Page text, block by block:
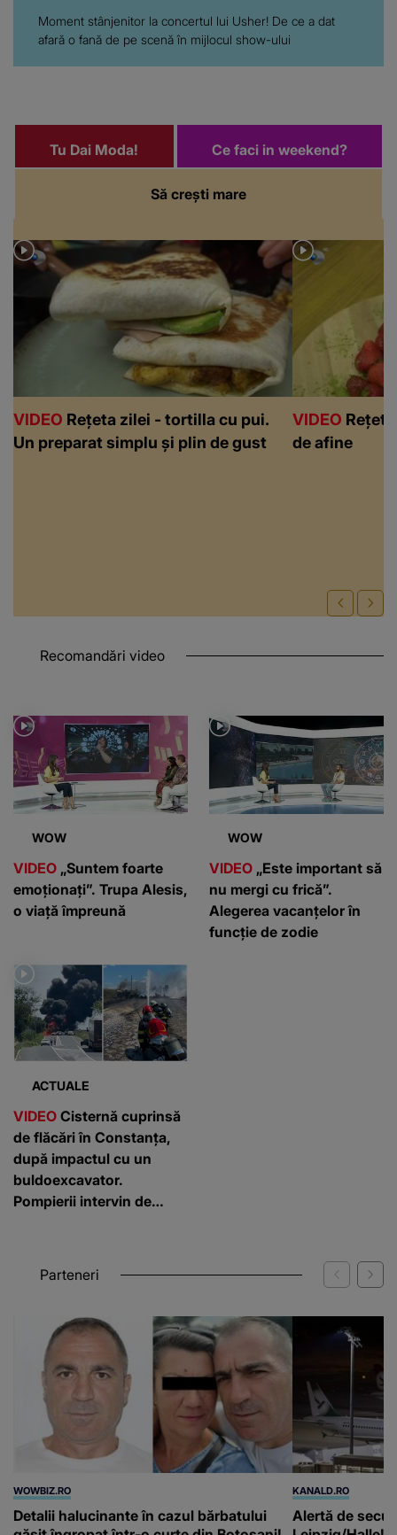
Rețeta zilei - tortilla cu pui.
Un preparat simplu și plin de gust
VIDEO
de afine
WOW
VIDEO„Suntem foarte
emoționați”. Trupa Alesis,
WOW
VIDEO„Este important să
nu mergi cu frică”.
funcție de zodie
ACTUALE
VIDEOCisternă cuprinsă
de flăcări în Constanța,
buldoexcavator.
Pompierii intervin de
urgență
WOWBIZ.RO
Detalii halucinante în cazul bărbatului
găsit îngropat într-o curte din Botoșani!
Marinel a fost înjunghiat în inimă, iar
concubina lui se numără printre suspecți
KANALD.RO
Alertă de
Leipzig/Halle!
suspendat